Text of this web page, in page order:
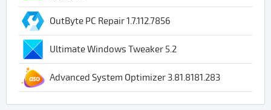
OutByte PC Repair 1.7.112.7856
Ultimate Windows Tweaker 5.2
Advanced System Optimizer 3.81.8181.283